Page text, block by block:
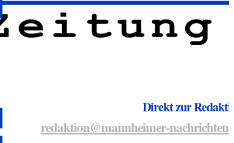
Direkt zur
redaktion@mannheimer-